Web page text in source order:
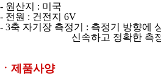
- 원산지 : 미국
- 전원 : 건전지 6V
- 3축 자기장 측정기 : 측정기 방향에
신속하고 정확한 측
ㆍ제품사양